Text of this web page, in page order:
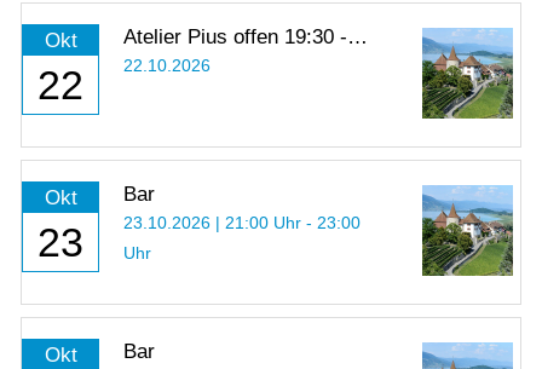
Okt
22
Atelier Pius offen 19:30 -
21:00 Uhr
22.10.2026
Okt
23
Bar
23.10.2026 | 21:00 Uhr - 23:00
Uhr
Okt Bar